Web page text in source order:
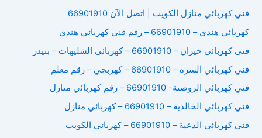
فني كهربائي منازل الكويت | اتصل الآن 66901910
كهربائي هندي – 66901910 – رقم فني كهربائي هندي
فني كهربائي خيران – 66901910 – كهربائي الشليهات – بنيدر
فني كهربائي السرة – 66901910 – كهربجي – رقم معلم
فني كهربائي الروضىة- 66901910 – رقم كهربائي منازل
فني كهربائي الخالدية – 66901910 – كهربائي منازل
فني كهربائي الدعية – 66901910 – كهربائي الكويت